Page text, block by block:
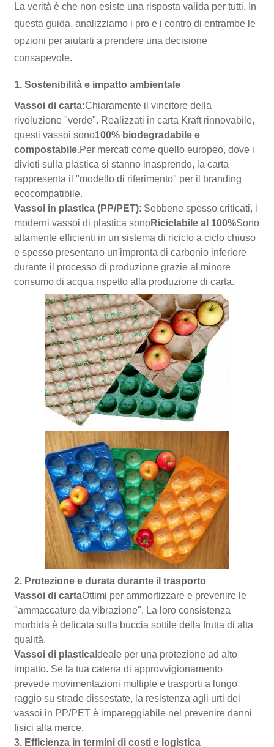
La verità è che non esiste una risposta valida per tutti. In
questa guida, analizziamo i pro e i contro di entrambe le
opzioni per aiutarti a prendere una decisione
consapevole.
1. Sostenibilità e impatto ambientale
Vassoi di carta:Chiaramente il vincitore della
rivoluzione "verde". Realizzati in carta Kraft rinnovabile,
questi vassoi sono100% biodegradabile e
compostabile.Per mercati come quello europeo, dove i
divieti sulla plastica si stanno inasprendo, la carta
rappresenta il "modello di riferimento" per il branding
ecocompatibile.
Vassoi in plastica (PP/PET): Sebbene spesso criticati, i
moderni vassoi di plastica sonoRiciclabile al 100%Sono
altamente efficienti in un sistema di riciclo a ciclo chiuso
e spesso presentano un'impronta di carbonio inferiore
durante il processo di produzione grazie al minore
consumo di acqua rispetto alla produzione di carta.
2. Protezione e durata durante il trasporto
Vassoi di cartaOttimi per ammortizzare e prevenire le
"ammaccature da vibrazione". La loro consistenza
morbida è delicata sulla buccia sottile della frutta di alta
qualità.
Vassoi di plastica Ideale per una protezione ad alto
impatto. Se la tua catena di approvvigionamento
prevede movimentazioni multiple e trasporti a lungo
raggio su strade dissestate, la resistenza agli urti dei
vassoi in PP/PET è impareggiabile nel prevenire danni
fisici alla merce.
3. Efficienza in termini di costi e logistica